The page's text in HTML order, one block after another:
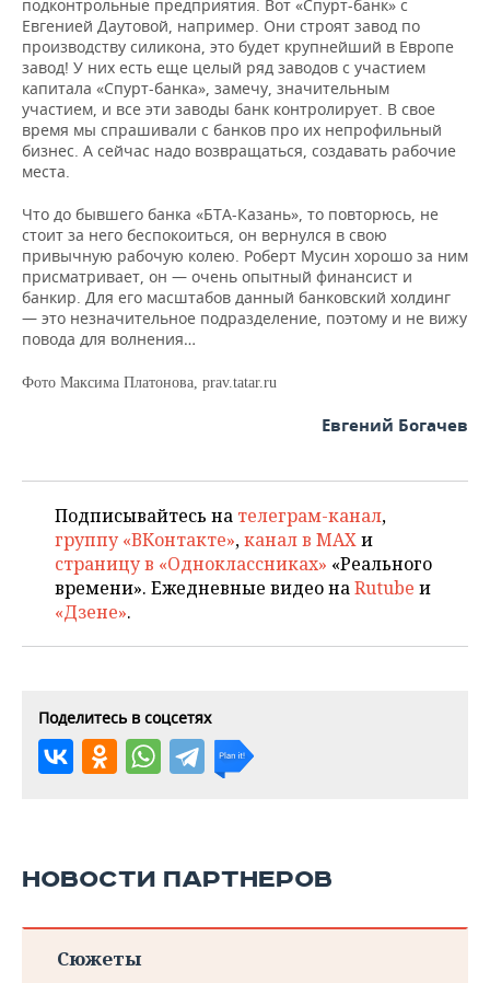
подконтрольные предприятия. Вот «Спурт-банк» с
Евгенией Даутовой, например. Они строят завод по
производству силикона, это будет крупнейший в Европе
завод! У них есть еще целый ряд заводов с участием
капитала «Спурт-банка», замечу, значительным
участием, и все эти заводы банк контролирует. В свое
время мы спрашивали с банков про их непрофильный
бизнес. А сейчас надо возвращаться, создавать рабочие
места.
Что до бывшего банка «БТА-Казань», то повторюсь, не
стоит за него беспокоиться, он вернулся в свою
привычную рабочую колею. Роберт Мусин хорошо за ним
присматривает, он — очень опытный финансист и
банкир. Для его масштабов данный банковский холдинг
— это незначительное подразделение, поэтому и не вижу
повода для волнения…
Фото Максима Платонова, prav.tatar.ru
Евгений Богачев
Подписывайтесь на телеграм-канал,
группу «ВКонтакте»,канал в MAXи
страницу в «Одноклассниках» «Реального
времени». Ежедневные видео наRutube и
«Дзене».
Поделитесь в соцсетях
НОВОСТИ ПАРТНЕРОВ
Сюжеты